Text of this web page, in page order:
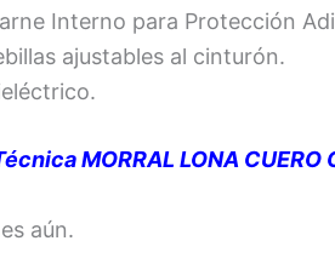
Interno para Protección
ajustables al cinturón.
MORRAL LONA CUERO
aún.